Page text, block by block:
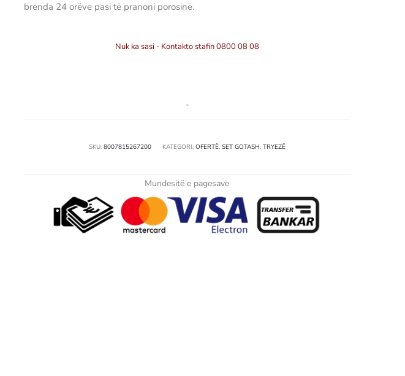
brenda 24 orëve pasi të pranoni porosinë.
Nuk ka sasi - Kontakto stafin 0800 08 08
-
SKU: 8007815267200 KATEGORI: OFERTË, SET GOTASH, TRYEZË
Mundesitë e pagesave